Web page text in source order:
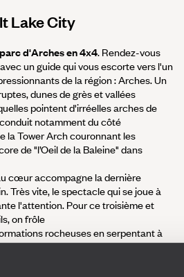
Lake City
d'Arches en 4x4. Rendez-vous
un guide qui vous escorte vers l'un
de la région : Arches. Un
dunes de grès et vallées
pointent d'irréelles arches de
notamment du côté
la Tower Arch couronnant les
de "l’Oeil de la Baleine" dans
cœur accompagne la dernière
Très vite, le spectacle qui se joue à
l'attention. Pour ce troisième et
on frôle
rocheuses en serpentant à
Après avoir longé le Price River